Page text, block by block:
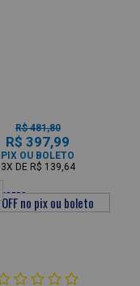
R$ 481,80
R$ 397,99
PIX OU BOLETO
3X DE R$ 139,64